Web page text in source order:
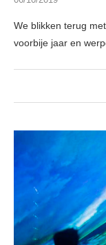
We blikken terug
voorbije jaar en